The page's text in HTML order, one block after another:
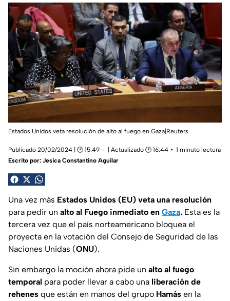
Estados Unidos veta resolución de alto al fuego en Gaza|Reuters
Publicado 20/02/2024 | 🕑 15:49 | Actualizado 🕑 16:44
1 minuto lectura
Escrito por: Jesica Constantino Aguilar
Una vez más Estados Unidos (EU) veta una resolución
para pedir un alto al Fuego inmediato en Gaza. Esta es la
tercera vez que el país norteamericano bloquea el
proyecta en la votación del Consejo de Seguridad de las
Naciones Unidas (ONU).
Sin embargo la moción ahora pide un alto al fuego
temporal para poder llevar a cabo una liberación de
rehenes que están en manos del grupo Hamás en la